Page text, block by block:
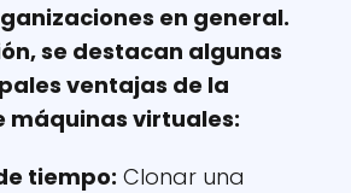
en general.
se destacan algunas
ventajas de la
máquinas virtuales:
tiempo: Clonar una